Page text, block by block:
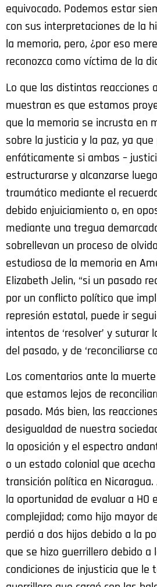
equivocado. Podemos estar
con sus interpretaciones de la
la memoria, pero, ¿por eso
reconozca como víctima de la
Lo que las distintas reacciones
muestran es que estamos
que la memoria se incrusta en
sobre la justicia y la paz, ya
enfáticamente si ambas –
estructurarse y alcanzarse
traumático mediante el
debido enjuiciamiento o, en
mediante una tregua
sobrellevan un proceso de
estudiosa de la memoria en
Elizabeth Jelin, “si un pasado
por un conflicto político que
represión estatal, puede ir
intentos de ‘resolver’ y suturar
del pasado, y de ‘reconciliarse
Los comentarios ante la
que estamos lejos de
pasado. Más bien, las
desigualdad de nuestra
la oposición y el espectro
o un estado colonial que
transición política en
la oportunidad de evaluar a HO
complejidad; como hijo mayor
perdió a dos hijos debido a la
que se hizo guerrillero debido a
condiciones de injusticia que le